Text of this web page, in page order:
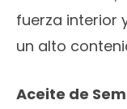
fuerza interior
un alto
Aceite de